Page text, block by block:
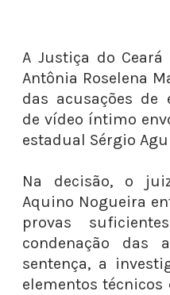
A Justiça do Ceará
Antônia Roselena
das acusações de
de vídeo íntimo
estadual Sérgio
Na decisão, o
Aquino Nogueira
provas
condenação das
sentença, a
elementos técnicos